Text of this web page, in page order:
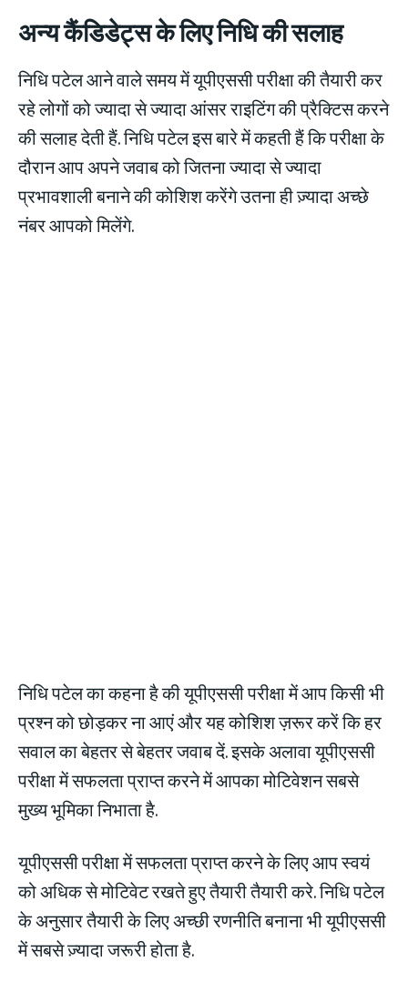
अन्य कैंडिडेट्स के लिए निधि की सलाह
निधि पटेल आने वाले समय में यूपीएससी परीक्षा की तैयारी कर
रहे लोगों को ज्यादा से ज्यादा आंसर राइटिंग की प्रैक्टिस करने
की सलाह देती हैं. निधि पटेल इस बारे में कहती हैं कि परीक्षा के
दौरान आप अपने जवाब को जितना ज्यादा से ज्यादा
प्रभावशाली बनाने की कोशिश करेंगे उतना ही ज़्यादा अच्छे
नंबर आपको मिलेंगे.
निधि पटेल का कहना है की यूपीएससी परीक्षा में आप किसी भी
प्रश्न को छोड़कर ना आएं और यह कोशिश ज़रूर करें कि हर
सवाल का बेहतर से बेहतर जवाब दें. इसके अलावा यूपीएससी
परीक्षा में सफलता प्राप्त करने में आपका मोटिवेशन सबसे
मुख्य भूमिका निभाता है.
यूपीएससी परीक्षा में सफलता प्राप्त करने के लिए आप स्वयं
को अधिक से मोटिवेट रखते हुए तैयारी तैयारी करे. निधि पटेल
के अनुसार तैयारी के लिए अच्छी रणनीति बनाना भी यूपीएससी
में सबसे ज़्यादा जरूरी होता है.